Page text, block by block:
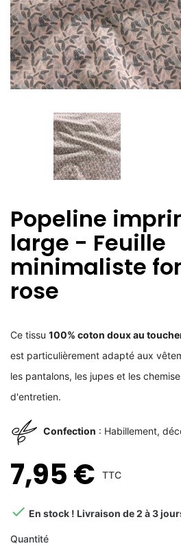
Popeline
large - Feuille
minimaliste
rose
Ce tissu 100% coton doux au
est particulièrement adapté aux
les pantalons, les jupes et les
d'entretien.
Confection : Habillement,
7,95 € TTC
 En stock ! Livraison de 2 à 3
Quantité